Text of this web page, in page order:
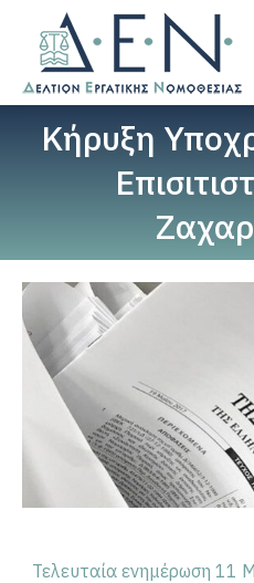
Κήρυξη
Τελευταία ενημέρωση 11